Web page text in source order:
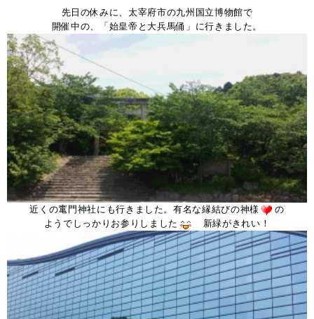
先日の休みに、太宰府市の九州国立博物館で
開催中の、「始皇帝と大兵馬俑」に行きました。
近くの竃門神社にも行きました。有名な縁結びの神様
の
ようでしっかりお参りしました
新緑がきれい！